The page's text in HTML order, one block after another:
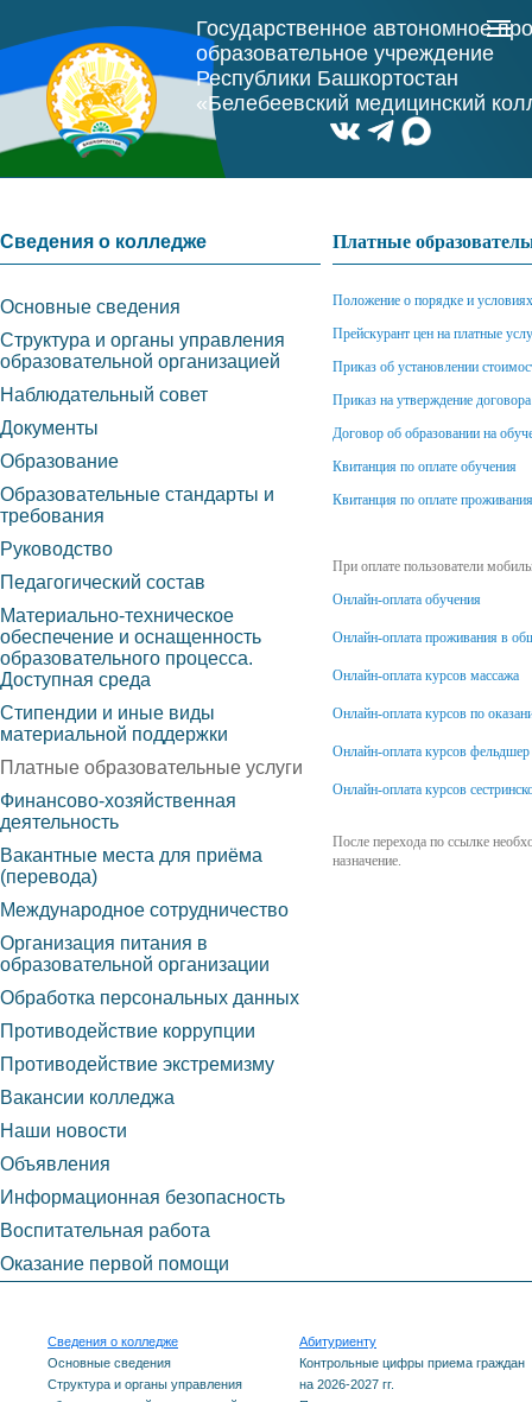
Государственное автономное
образовательное учреждение
Республики Башкортостан
«Белебеевский медицинский
Платные
Положение о порядке и
Прейскурант цен на платные
Приказ об установлении
Приказ на утверждение
Договор об образовании на
Квитанция по оплате обучения
Квитанция по оплате
При оплате пользователи
Онлайн-оплата обучения
Онлайн-оплата проживания в
Онлайн-оплата курсов массажа
Онлайн-оплата курсов по
Онлайн-оплата курсов
Онлайн-оплата курсов
После перехода по ссылке
назначение.
Сведения о колледже
Основные сведения
Структура и органы управления
образовательной организацией
Наблюдательный совет
Документы
Образование
Образовательные стандарты и
требования
Руководство
Педагогический состав
Материально-техническое
обеспечение и оснащенность
образовательного процесса.
Доступная среда
Стипендии и иные виды
материальной поддержки
Платные образовательные услуги
Финансово-хозяйственная
деятельность
Вакантные места для приёма
(перевода)
Международное сотрудничество
Организация питания в
образовательной организации
Обработка персональных данных
Противодействие коррупции
Противодействие экстремизму
Вакансии колледжа
Наши новости
Объявления
Информационная безопасность
Воспитательная работа
Оказание первой помощи
Сведения о колледже
Основные сведения
Структура и органы управления
Абитуриенту
Контрольные цифры приема граждан
на 2026-2027 гг.